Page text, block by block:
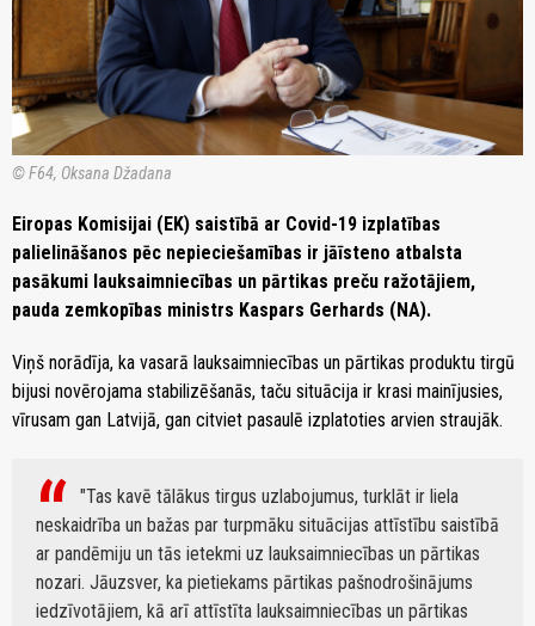
© F64, Oksana Džadana
Eiropas Komisijai (EK) saistībā ar Covid-19 izplatības
palielināšanos pēc nepieciešamības ir jāīsteno atbalsta
pasākumi lauksaimniecības un pārtikas preču ražotājiem,
pauda zemkopības ministrs Kaspars Gerhards (NA).
Viņš norādīja, ka vasarā lauksaimniecības un pārtikas produktu tirgū
bijusi novērojama stabilizēšanās, taču situācija ir krasi mainījusies,
vīrusam gan Latvijā, gan citviet pasaulē izplatoties arvien straujāk.
"Tas kavē tālākus tirgus uzlabojumus, turklāt ir liela
neskaidrība un bažas par turpmāku situācijas attīstību saistībā
ar pandēmiju un tās ietekmi uz lauksaimniecības un pārtikas
nozari. Jāuzsver, ka pietiekams pārtikas pašnodrošinājums
iedzīvotājiem, kā arī attīstīta lauksaimniecības un pārtikas